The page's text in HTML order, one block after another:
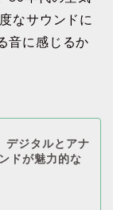
なサウンドに
音に感じるか
デジタルとアナ
ドが魅力的な